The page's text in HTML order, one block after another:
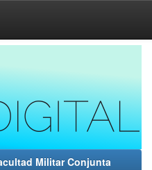
Militar Conjunta